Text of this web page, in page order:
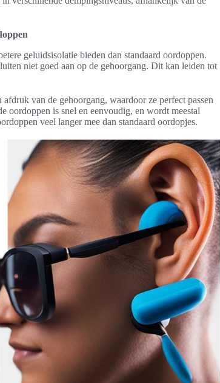
geluidsisolatie bieden dan standaard oordoppen.
niet goed aan op de gehoorgang. Dit kan leiden tot
van de gehoorgang, waardoor ze perfect passen
oordoppen is snel en eenvoudig, en wordt meestal
veel langer mee dan standaard oordopjes.